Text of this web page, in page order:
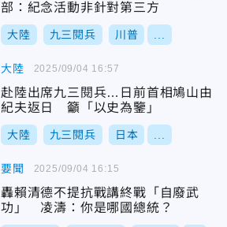
部：紀念活動非針對第三方
大陸 九三閱兵 川普
大陸
赴陸出席九三閱兵…日前首相鳩山由
紀夫返日 籲「以史為鑒」
大陸 九三閱兵 日本
2025/09/04 16:57
要聞
轟賴清德不提抗戰講終戰「自廢武
功」 凌濤：你是哪國總統？
2025/09/04 16:15